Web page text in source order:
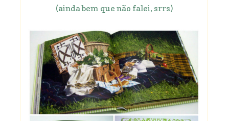
(ainda bem que não falei, srrs)